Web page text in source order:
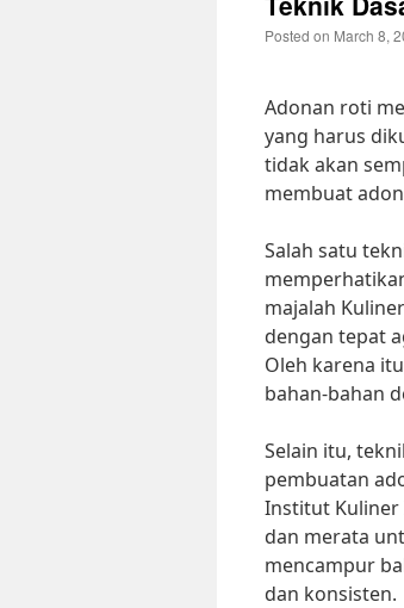
Posted on March 8,
Adonan roti
yang harus
tidak akan
membuat
Salah satu
majalah
dengan tepat
Oleh karena
bahan-bahan
Selain itu,
pembuatan
Institut Kuliner
dan merata
mencampur
dan konsisten.